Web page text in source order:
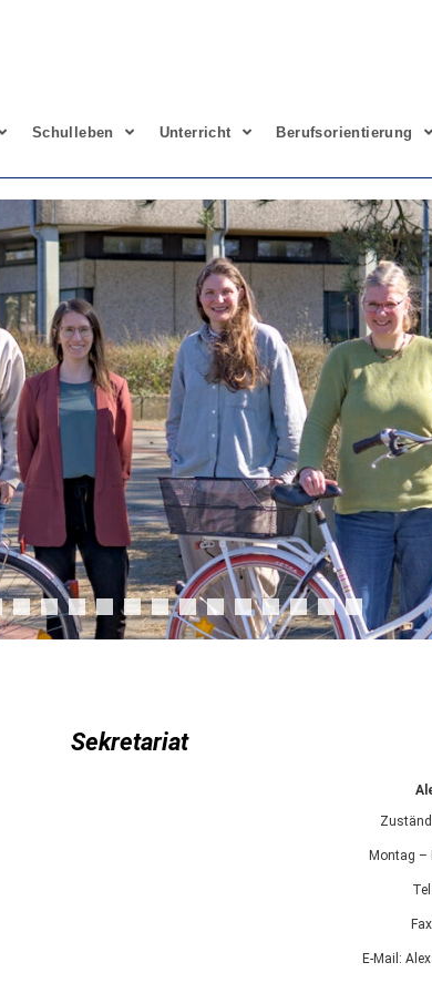
Schulleben Unterricht Berufsorientierung
Sekretariat
Montag –
E-Mail: